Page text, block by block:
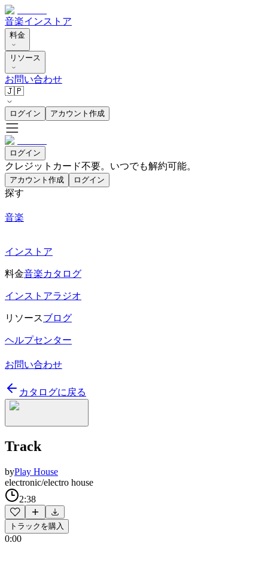
音楽インストア
料金
リソース
お問い合わせ
🇯🇵
ログイン アカウント作成
ログイン
クレジットカード不要。いつでも解約可能。
アカウント作成 ログイン
探す
音楽
インストア
料金音楽カタログ
インストアラジオ
リソースブログ
ヘルプセンター
お問い合わせ
カタログに戻る
Track
byPlay House
electronic/electro house
2:38
トラックを購入
0:00